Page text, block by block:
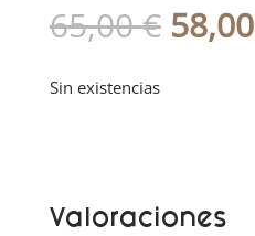
65,00€ El
precio
58,00
Sin existencias
Valoraciones